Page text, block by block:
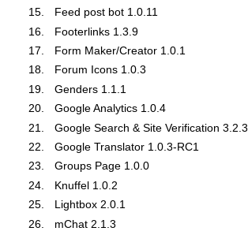
Feed post bot 1.0.11
Footerlinks 1.3.9
Form Maker/Creator 1.0.1
Forum Icons 1.0.3
Genders 1.1.1
Google Analytics 1.0.4
Google Search & Site Verification 3.2.3
Google Translator 1.0.3-RC1
Groups Page 1.0.0
Knuffel 1.0.2
Lightbox 2.0.1
mChat 2.1.3